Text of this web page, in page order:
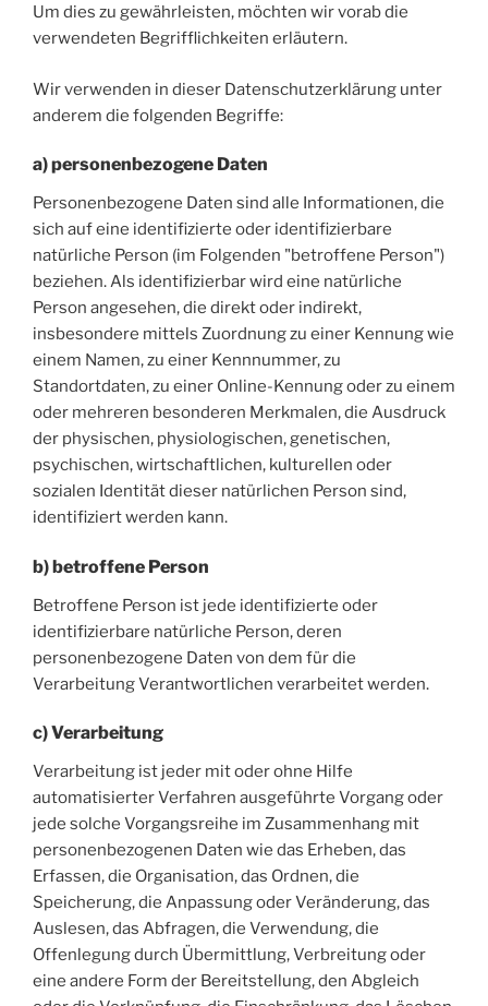
Um dies zu gewährleisten, möchten wir vorab die
verwendeten Begrifflichkeiten erläutern.
Wir verwenden in dieser Datenschutzerklärung unter
anderem die folgenden Begriffe:
a) personenbezogene Daten
Personenbezogene Daten sind alle Informationen, die
sich auf eine identifizierte oder identifizierbare
natürliche Person (im Folgenden "betroffene Person")
beziehen. Als identifizierbar wird eine natürliche
Person angesehen, die direkt oder indirekt,
insbesondere mittels Zuordnung zu einer Kennung wie
einem Namen, zu einer Kennnummer, zu
Standortdaten, zu einer Online-Kennung oder zu einem
oder mehreren besonderen Merkmalen, die Ausdruck
der physischen, physiologischen, genetischen,
psychischen, wirtschaftlichen, kulturellen oder
sozialen Identität dieser natürlichen Person sind,
identifiziert werden kann.
b) betroffene Person
Betroffene Person ist jede identifizierte oder
identifizierbare natürliche Person, deren
personenbezogene Daten von dem für die
Verarbeitung Verantwortlichen verarbeitet werden.
c) Verarbeitung
Verarbeitung ist jeder mit oder ohne Hilfe
automatisierter Verfahren ausgeführte Vorgang oder
jede solche Vorgangsreihe im Zusammenhang mit
personenbezogenen Daten wie das Erheben, das
Erfassen, die Organisation, das Ordnen, die
Speicherung, die Anpassung oder Veränderung, das
Auslesen, das Abfragen, die Verwendung, die
Offenlegung durch Übermittlung, Verbreitung oder
eine andere Form der Bereitstellung, den Abgleich